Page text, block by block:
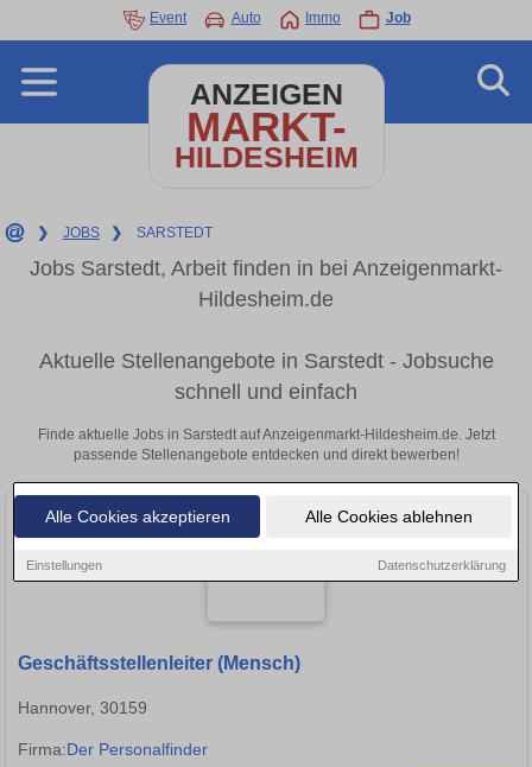
Alle Cookies akzeptieren Alle Cookies ablehnen
Einstellungen Datenschutzerklärung
Event Auto Immo Job
ANZEIGEN
MARKT-
HILDESHEIM
❯ JOBS ❯ SARSTEDT
Jobs Sarstedt, Arbeit finden in bei Anzeigenmarkt-
Hildesheim.de
Aktuelle Stellenangebote in Sarstedt - Jobsuche
schnell und einfach
Finde aktuelle Jobs in Sarstedt auf Anzeigenmarkt-Hildesheim.de. Jetzt
passende Stellenangebote entdecken und direkt bewerben!
Geschäftsstellenleiter (Mensch)
Hannover, 30159
Firma:Der Personalfinder